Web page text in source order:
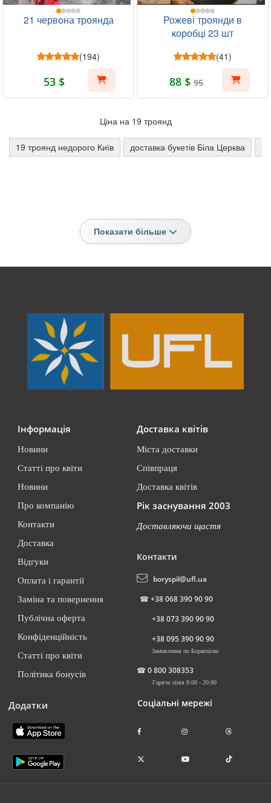
21 червона троянда
(194)
53 $
Рожеві троянди в
коробці 23 шт
(41)
88 $ 95
Ціна на 19 троянд
19 троянд недорого Київ доставка букетів Біла Церква
Показати більше
Інформація
Новини
Статті про квіти
Новини
Про компанію
Контакти
Доставка
Відгуки
Оплата і гарантії
Заміна та повернення
Публічна оферта
Конфіденційність
Статті про квіти
Політика бонусів
Додатки
Доставка квітів
Міста доставки
Співпраця
Доставка квітів
Рік заснування 2003
Доставляючи щастя
Контакти
boryspil@ufl.ua
☎ +38 068 390 90 90
+38 073 390 90 90
+38 095 390 90 90
Замовлення по Бориспілю
☎ 0 800 308353
Гаряча лінія 8:00 - 20:00
Соціальні мережі